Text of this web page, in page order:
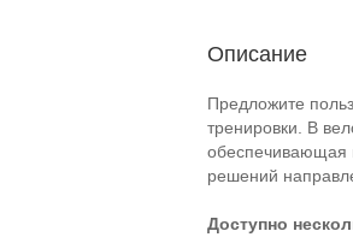
Описание
Предложите
тренировки. В
обеспечивающая
решений
Доступно